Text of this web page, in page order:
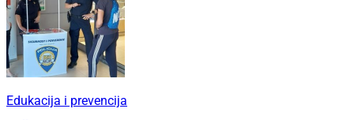
Edukacija i prevencija